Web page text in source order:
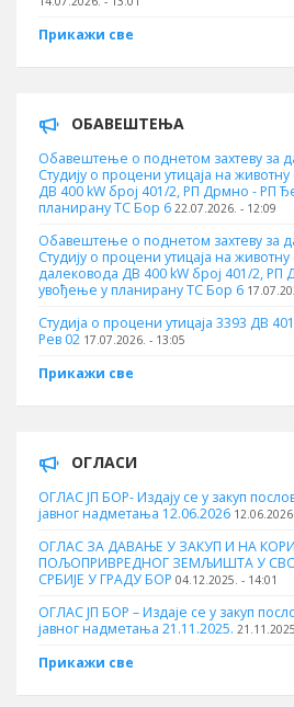
Прикажи све
ОБАВЕШТЕЊА
Обавештење о поднетом захтеву за
Студију о процени утицаја на
ДВ 400 kW број 401/2, РП Дрмно - РП
планирану ТС Бор 6 22.07.2026. - 12:09
Обавештење о поднетом захтеву за
Студију о процени утицаја на
далековода ДВ 400 kW број 401/2,
увођење у планирану ТС Бор 6
Студија о процени утицаја 3393 ДВ
Рев 02 17.07.2026. - 13:05
Прикажи све
ОГЛАСИ
ОГЛАС ЈП БОР- Издају се у закуп
јавног надметања 12.06.2026
ОГЛАС ЗА ДАВАЊЕ У ЗАКУП И НА
ПОЉОПРИВРЕДНОГ ЗЕМЉИШТА У
СРБИЈЕ У ГРАДУ БОР 04.12.2025. - 14:01
ОГЛАС ЈП БОР – Издаје се у закуп
јавног надметања 21.11.2025.
Прикажи све